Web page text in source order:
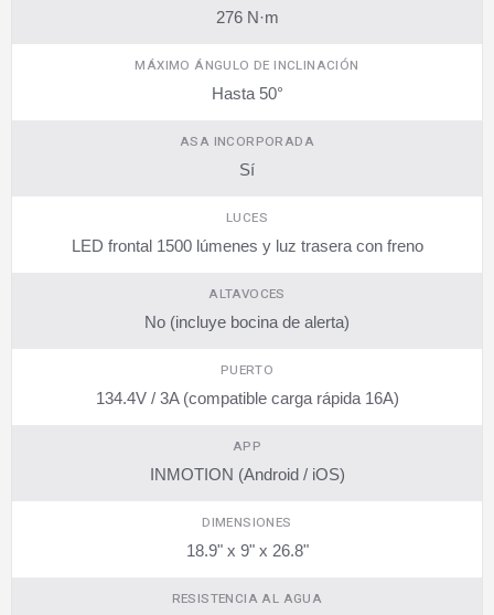
276 N·m
MÁXIMO ÁNGULO DE INCLINACIÓN
Hasta 50°
ASA INCORPORADA
Sí
LUCES
LED frontal 1500 lúmenes y luz trasera con freno
ALTAVOCES
No (incluye bocina de alerta)
PUERTO
134.4V / 3A (compatible carga rápida 16A)
APP
INMOTION (Android / iOS)
DIMENSIONES
18.9" x 9" x 26.8"
RESISTENCIA AL AGUA